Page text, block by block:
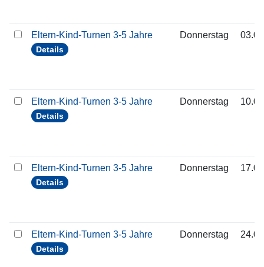
Eltern-Kind-Turnen 3-5 Jahre
Details
Donnerstag
Eltern-Kind-Turnen 3-5 Jahre
Details
Donnerstag
Eltern-Kind-Turnen 3-5 Jahre
Details
Donnerstag
Eltern-Kind-Turnen 3-5 Jahre
Details
Donnerstag